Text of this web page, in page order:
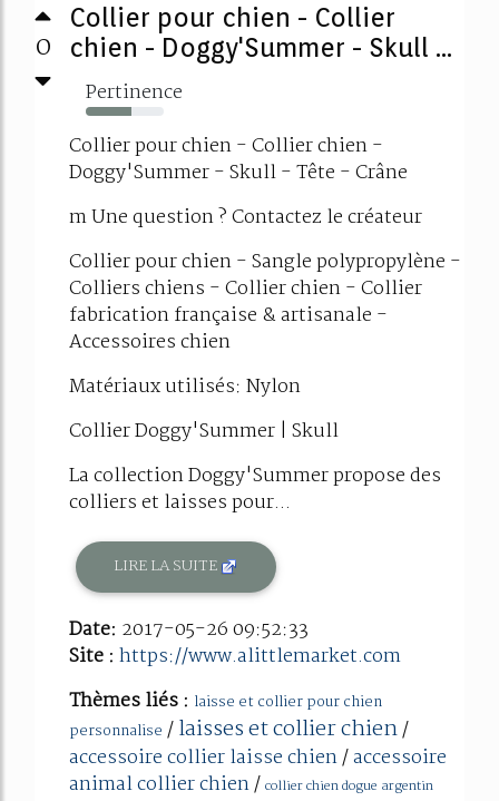
0
Collier pour chien - Collier
chien - Doggy'Summer - Skull ...
Pertinence
58%
Collier pour chien - Collier chien -
Doggy'Summer - Skull - Tête - Crâne
m Une question ? Contactez le créateur
Collier pour chien - Sangle polypropylène -
Colliers chiens - Collier chien - Collier
fabrication française & artisanale -
Accessoires chien
Matériaux utilisés: Nylon
Collier Doggy'Summer | Skull
La collection Doggy'Summer propose des
colliers et laisses pour...
LIRE LA SUITE
Date: 2017-05-26 09:52:33
Site : https://www.alittlemarket.com
Thèmes liés : laisse et collier pour chien
personnalise /laisses et collier chien/
accessoire collier laisse chien/accessoire
animal collier chien/ collier chien dogue argentin